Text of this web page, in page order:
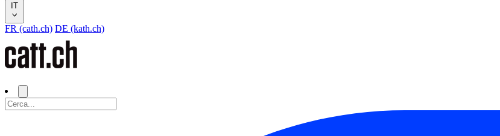
IT
FR (cath.ch) DE (kath.ch)